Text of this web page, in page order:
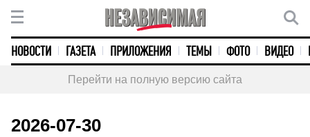
НОВОСТИ ГАЗЕТА ПРИЛОЖЕНИЯ ТЕМЫ ФОТО ВИДЕО
Перейти на полную версию сайта
2026-07-30